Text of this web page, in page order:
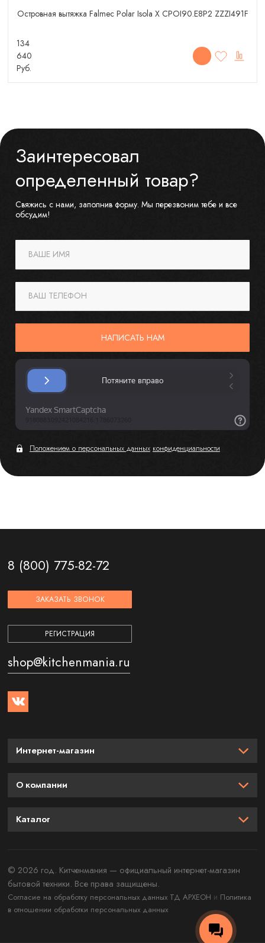
Островная вытяжка Falmec Polar Isola X CPOI90.E8P2 ZZZI491F
134
640
Руб.
Заинтересовал
определенный товар?
Свяжись с нами, заполнив форму. Мы перезвоним тебе и все
обсудим!
ВАШЕ ИМЯ
ВАШ ТЕЛЕФОН
НАПИСАТЬ НАМ
Положением о персональных данных конфиденциальности
8 (800) 775-82-72
ЗАКАЗАТЬ ЗВОНОК
РЕГИСТРАЦИЯ
shop@kitchenmania.ru
Интернет-магазин
О компании
Каталог
© 2026 год. Китченмания — официальный интернет-магазин
бытовой техники. Все права защищены.
Согласие на обработку персональных данных ТД АРХЕОН и Политика
в отношении обработки персональных данных